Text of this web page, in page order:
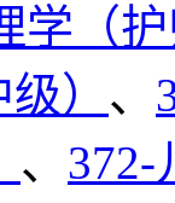
学（
） 、
、 372-